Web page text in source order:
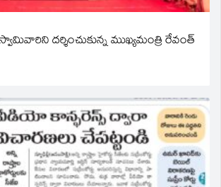
స్వామివారిని దర్శించుకున్న ముఖ్యమంత్రి రేవంత్